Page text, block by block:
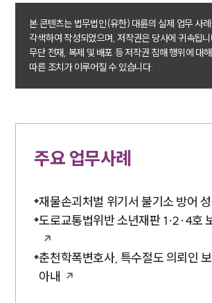
전체
구성원 소개
소식/자료
법률 블로그
법률서식
뉴스레터/브로슈어
본 콘텐츠는 법무법인(유한) 대륜의 실제 업무 사
각색하여 작성되었으며, 저작권은 당사에 귀속됩
무단 전재, 복제 및 배포 등 저작권 침해 행위에 대
따른 조치가 이루어질 수 있습니다.
주요 업무사례
재물손괴처벌 위기서 불기소 방어
도로교통법위반 소년재판 1·2·4호
춘천학폭변호사, 특수절도 의뢰인
아내